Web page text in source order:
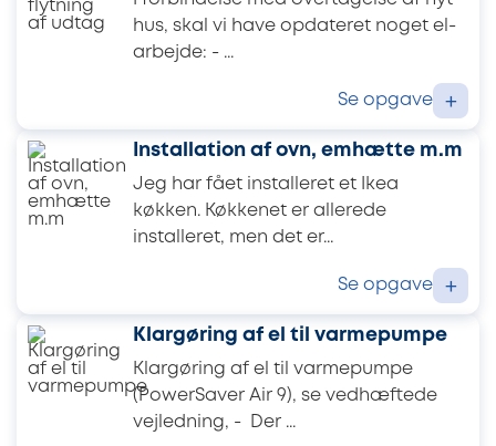
hus, skal vi have opdateret noget el-
arbejde: - ...
Se opgave +
Installation af ovn, emhætte m.m
Jeg har fået installeret et Ikea
køkken. Køkkenet er allerede
installeret, men det er...
Se opgave +
Klargøring af el til varmepumpe
Klargøring af el til varmepumpe
(PowerSaver Air 9), se vedhæftede
vejledning, - Der ...